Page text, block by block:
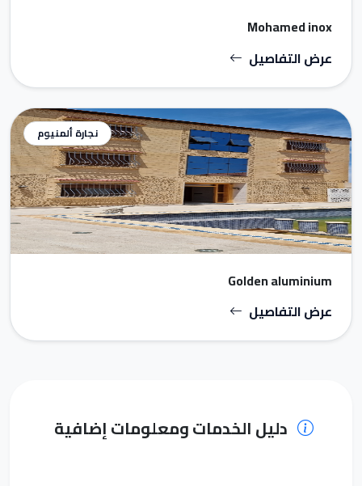
Mohamed inox
عرض التفاصيل
نجارة ألمنيوم
Golden aluminium
عرض التفاصيل
دليل الخدمات ومعلومات إضافية